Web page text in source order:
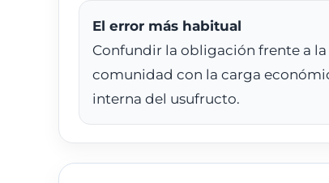
El error más habitual
Confundir la obligación frente a la
comunidad con la carga
interna del usufructo.